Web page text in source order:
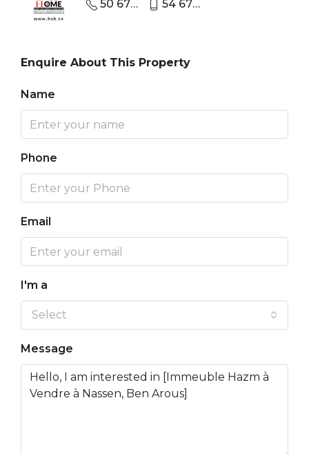
50 670 440 54 670 670
Enquire About This Property
Name
Phone
Email
I'm a
Select
Message